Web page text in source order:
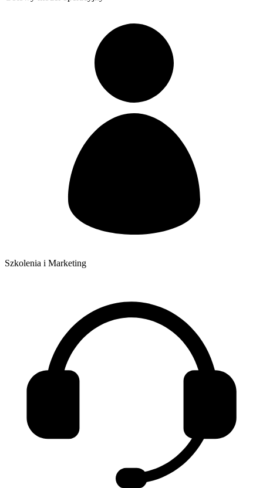
Szkolenia i Marketing